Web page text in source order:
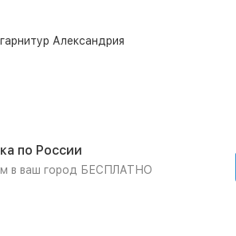
Александрия
по России
в ваш город БЕСПЛАТНО